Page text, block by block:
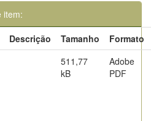
item:
Descrição Tamanho
Formato
511,77
kB
Adobe
PDF